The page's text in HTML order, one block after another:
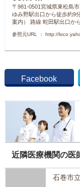
〒981-0501宮城県東松島
ゆみ野駅出口から徒歩約9
案内） 路線 蛇田駅出口か
参照元URL ： http://
Facebook
近隣医療機関の医
石巻市